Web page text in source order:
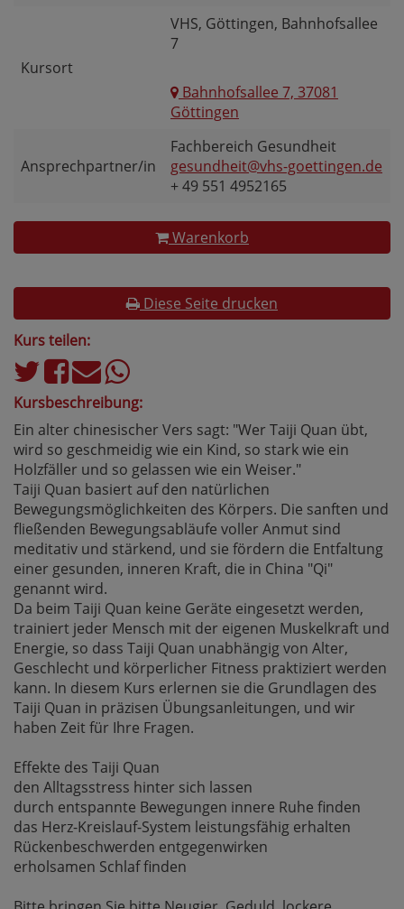
Kursort
VHS, Göttingen, Bahnhofsallee
7
Bahnhofsallee 7, 37081
Göttingen
Ansprechpartner/in
Fachbereich Gesundheit
gesundheit@vhs-goettingen.de
+ 49 551 4952165
Warenkorb
Diese Seite drucken
Kurs teilen:
Kursbeschreibung:
Ein alter chinesischer Vers sagt: "Wer Taiji Quan übt,
wird so geschmeidig wie ein Kind, so stark wie ein
Holzfäller und so gelassen wie ein Weiser."
Taiji Quan basiert auf den natürlichen
Bewegungsmöglichkeiten des Körpers. Die sanften und
fließenden Bewegungsabläufe voller Anmut sind
meditativ und stärkend, und sie fördern die Entfaltung
einer gesunden, inneren Kraft, die in China "Qi"
genannt wird.
Da beim Taiji Quan keine Geräte eingesetzt werden,
trainiert jeder Mensch mit der eigenen Muskelkraft und
Energie, so dass Taiji Quan unabhängig von Alter,
Geschlecht und körperlicher Fitness praktiziert werden
kann. In diesem Kurs erlernen sie die Grundlagen des
Taiji Quan in präzisen Übungsanleitungen, und wir
haben Zeit für Ihre Fragen.
Effekte des Taiji Quan
den Alltagsstress hinter sich lassen
durch entspannte Bewegungen innere Ruhe finden
das Herz-Kreislauf-System leistungsfähig erhalten
Rückenbeschwerden entgegenwirken
erholsamen Schlaf finden